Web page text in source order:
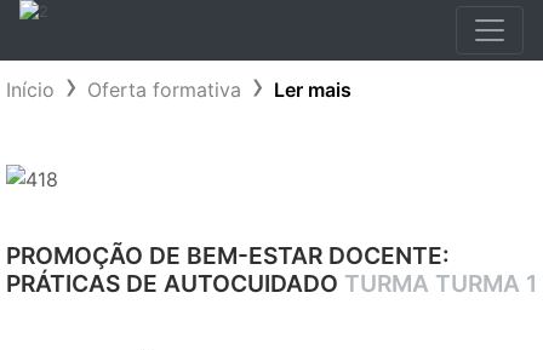
Início Oferta formativa Ler mais
PROMOÇÃO DE BEM-ESTAR DOCENTE:
PRÁTICAS DE AUTOCUIDADO TURMA TURMA 1